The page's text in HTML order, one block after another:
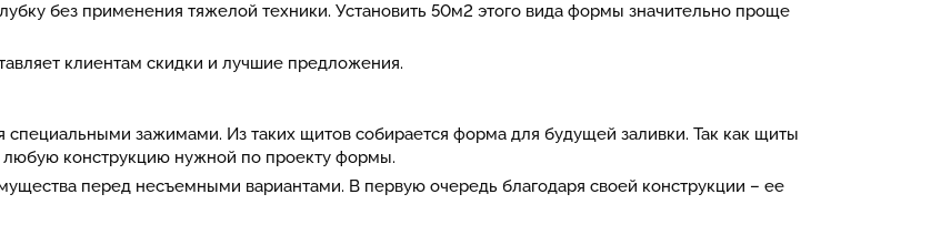
без применения тяжелой техники. Установить 50м2 этого вида формы значительно проще
клиентам скидки и лучшие предложения.
зажимами. Из таких щитов собирается форма для будущей заливки. Так как щиты
любую конструкцию нужной по проекту формы.
перед несъемными вариантами. В первую очередь благодаря своей конструкции – ее